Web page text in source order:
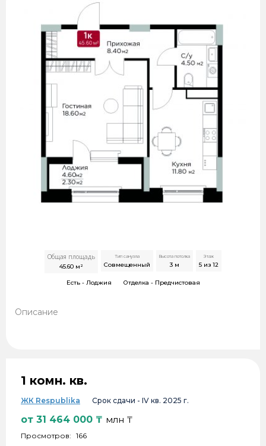
Общая площадь
45.60 м²
Тип санузла
Совмещенный
Высота потолка
3 м
Этаж
5 из 12
Есть - Лоджия Отделка - Предчистовая
Описание
1 комн. кв.
ЖК Respublika Срок сдачи - IV кв. 2025 г.
от 31 464 000 ₸ млн ₸
Просмотров: 166